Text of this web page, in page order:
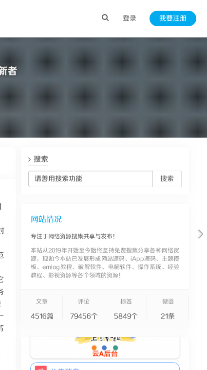
登录 我要注册
者
搜索
搜索
网站情况
专注于网络资源搜集共享与发布！
本站从2019年开始至今始终坚持免费搜集分享各种网络资
源，现如今本站已发展形成网站源码、iApp源码、主题模
板、emlog教程、破解软件、电脑软件、操作系统、经验
教程、影视资源等各个领域的资源！
文章
4516篇
评论
79456个
标签
5849个
微语
21条